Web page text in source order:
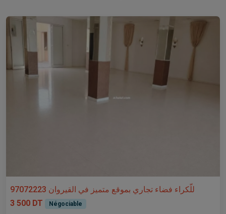
للّكراء فضاء تجاري بموقع متميز في القيروان 97072223
3 500 DT
Négociable